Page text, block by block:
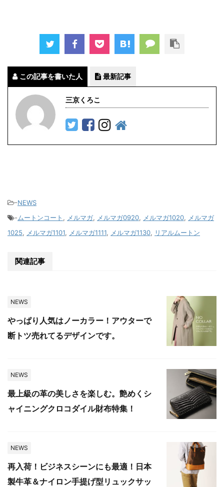
この記事を書いた人 最新記事
三京くろこ
-NEWS
-ムートンコート , メルマガ, メルマガ0920, メルマガ1020, メルマガ
1025, メルマガ1101, メルマガ1111, メルマガ1130, リアルムートン
関連記事
NEWS
やっぱり人気はノーカラー！アウターで
断トツ売れてるデザインです。
NEWS
最上級の革の美しさを楽しむ。艶めくシ
ャイニングクロコダイル財布特集！
NEWS
再入荷！ビジネスシーンにも最適！日本
製牛革＆ナイロン手提げ型リュックサッ